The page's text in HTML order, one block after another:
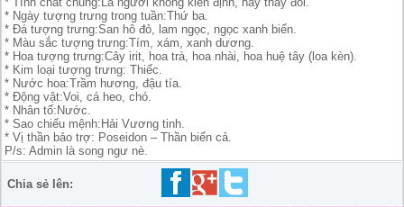
* Ngày tượng trưng trong tuần:Thứ ba.
* Đá tượng trưng:San hô đỏ, lam ngọc, ngọc xanh biển.
* Màu sắc tượng trưng:Tím, xám, xanh dương.
* Hoa tượng trưng:Cây irit, hoa trà, hoa nhài, hoa huệ tây (loa kèn).
* Kim loại tượng trưng: Thiếc.
* Nước hoa:Trầm hương, đậu tía.
* Động vật:Voi, cá heo, chó.
* Nhân tố:Nước.
* Sao chiếu mệnh:Hải Vương tinh.
* Vị thần bảo trợ: Poseidon – Thần biển cả.
P/s: Admin là song ngư nè.
Chia sẻ lên: